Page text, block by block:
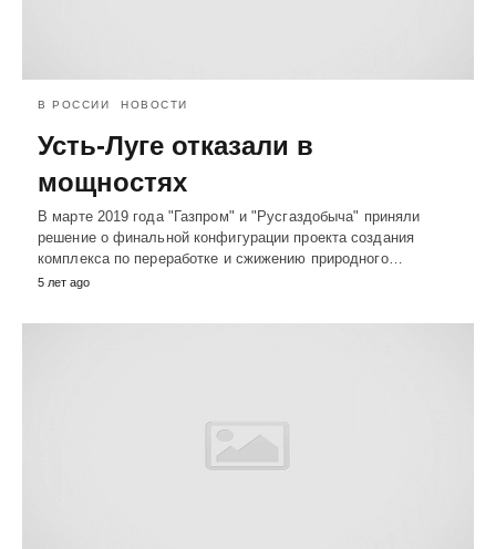
В РОССИИ НОВОСТИ
Усть-Луге отказали в
мощностях
В марте 2019 года "Газпром" и "Русгаздобыча" приняли
решение о финальной конфигурации проекта создания
комплекса по переработке и сжижению природного…
5 лет ago